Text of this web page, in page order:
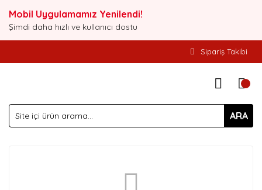
Mobil Uygulamamız Yenilendi!
Şimdi daha hızlı ve kullanıcı dostu
Sipariş Takibi
ARA